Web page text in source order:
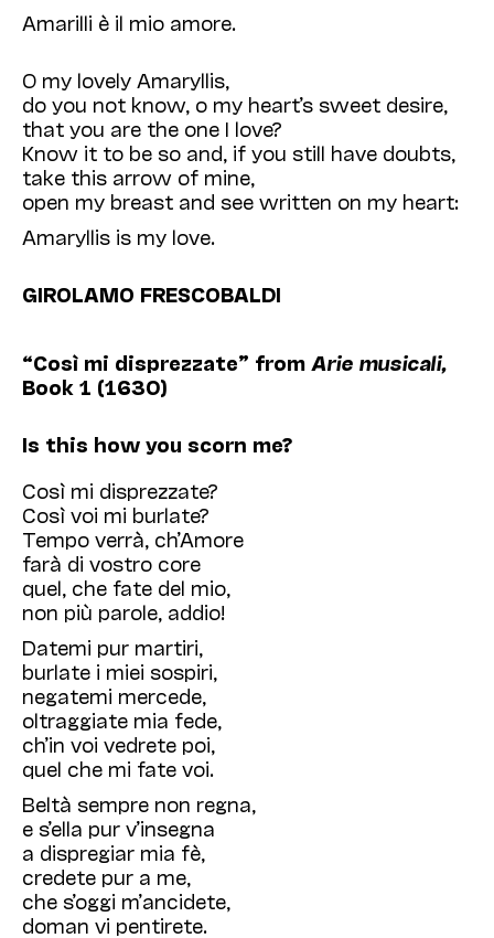
Amarilli è il mio amore.
O my lovely Amaryllis,
do you not know, o my heart’s sweet desire,
that you are the one I love?
Know it to be so and, if you still have doubts,
take this arrow of mine,
open my breast and see written on my heart:
Amaryllis is my love.
GIROLAMO FRESCOBALDI
“Così mi disprezzate” from Arie musicali,
Book 1 (1630)
Is this how you scorn me?
Così mi disprezzate?
Così voi mi burlate?
Tempo verrà, ch’Amore
farà di vostro core
quel, che fate del mio,
non più parole, addio!
Datemi pur martiri,
burlate i miei sospiri,
negatemi mercede,
oltraggiate mia fede,
ch’in voi vedrete poi,
quel che mi fate voi.
Beltà sempre non regna,
e s’ella pur v’insegna
a dispregiar mia fè,
credete pur a me,
che s’oggi m’ancidete,
doman vi pentirete.